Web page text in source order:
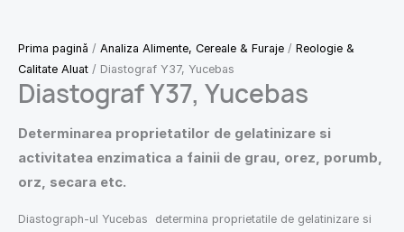
Prima pagină / Analiza Alimente, Cereale & Furaje / Reologie &
Calitate Aluat / Diastograf Y37, Yucebas
Diastograf Y37, Yucebas
Determinarea proprietatilor de gelatinizare si
activitatea enzimatica a fainii de grau, orez, porumb,
orz, secara etc.
Diastograph-ul Yucebas determina proprietatile de gelatinizare si